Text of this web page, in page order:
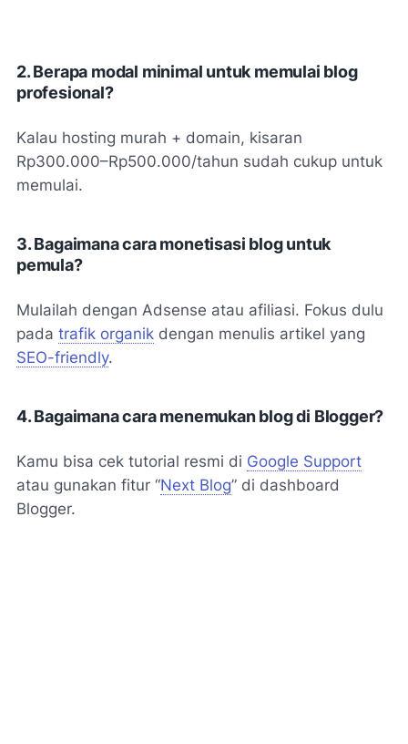
2. Berapa modal minimal untuk memulai blog
profesional?
Kalau hosting murah + domain, kisaran
Rp300.000–Rp500.000/tahun sudah cukup untuk
memulai.
3. Bagaimana cara monetisasi blog untuk
pemula?
Mulailah dengan Adsense atau afiliasi. Fokus dulu
pada trafik organik dengan menulis artikel yang
SEO-friendly.
4. Bagaimana cara menemukan blog di Blogger?
Kamu bisa cek tutorial resmi di Google Support
atau gunakan fitur “Next Blog” di dashboard
Blogger.